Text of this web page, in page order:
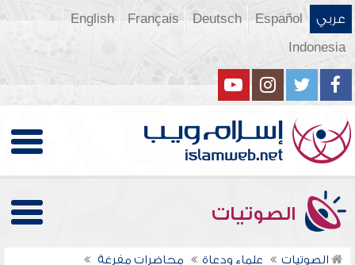
عربي Español
Deutsch
Français
English
Indonesia
الصوتيات
الصوتيات علماء ودعاة
محاضرات مفرغة